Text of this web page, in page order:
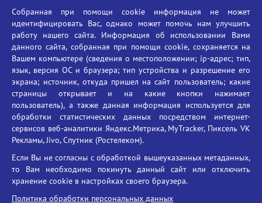
Противодействие угрозам информационной безопасности
Социальные ролики - Генеральная прокуратура РФ
Противодействие коррупции
БГУ против наркотиков
Брянский государственный университет
имени академика И.Г. Петровского
Время работы: пн-пт 09:00-18:00
E-mail: bryanskgu@mail.ru
Телефон: +7(4832)58-90-85
Собранная при помощи cookie информация не может
идентифицировать Вас, однако может помочь нам улучшить
работу нашего сайта. Информация об использовании Вами
данного сайта, собранная при помощи cookie, сохраняется на
Вашем компьютере (сведения о местоположении; ip-адрес; тип,
язык, версия ОС и браузера; тип устройства и разрешение его
экрана; источник, откуда пришел на сайт пользователь; какие
страницы открывает и на какие кнопки нажимает
пользователь), а также данная информация используется для
обработки статистических данных посредством интернет-
сервисов веб-аналитики Яндекс.Метрика, MyTracker, Пиксель VK
Рекламы, Jivo, Спутник (Ростелеком).
Если Вы не согласны с обработкой вышеуказанных метаданных,
то Вам необходимо покинуть данный сайт или отключить
хранение cookie в настройках своего браузера.
Политика обработки персональных данных